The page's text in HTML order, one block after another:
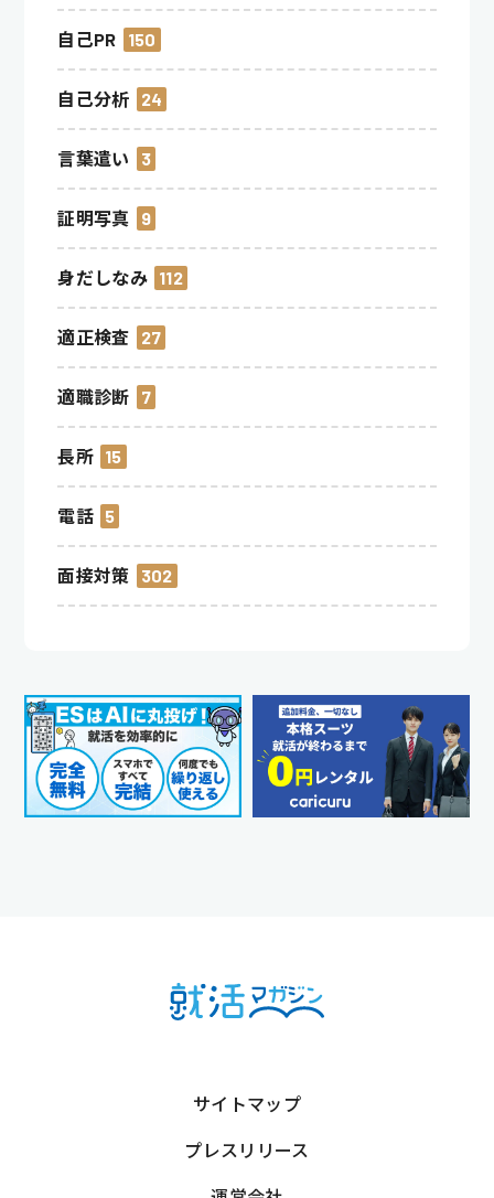
自己PR 150
自己分析 24
言葉遣い 3
証明写真 9
身だしなみ 112
適正検査 27
適職診断 7
長所 15
電話 5
面接対策 302
サイトマップ
プレスリリース